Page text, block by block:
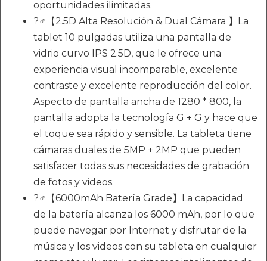
oportunidades ilimitadas.
?‍♂️【2.5D Alta Resolución & Dual Cámara 】La
tablet 10 pulgadas utiliza una pantalla de
vidrio curvo IPS 2.5D, que le ofrece una
experiencia visual incomparable, excelente
contraste y excelente reproducción del color.
Aspecto de pantalla ancha de 1280 * 800, la
pantalla adopta la tecnología G + G y hace que
el toque sea rápido y sensible. La tableta tiene
cámaras duales de 5MP + 2MP que pueden
satisfacer todas sus necesidades de grabación
de fotos y videos.
?‍♂️【6000mAh Batería Grade】La capacidad
de la batería alcanza los 6000 mAh, por lo que
puede navegar por Internet y disfrutar de la
música y los videos con su tableta en cualquier